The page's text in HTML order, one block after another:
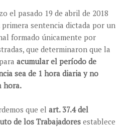
el pasado 19 de abril de 2018
primera sentencia dictada por un
formado únicamente por
que determinaron que la
acumular el período de
sea de 1 hora diaria y no
hora.
que elart. 37.4 del
de los Trabajadores establece